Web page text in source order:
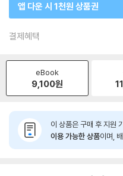
앱 다운 시 1천원 상품권
결제혜택
eBook
9,100원
이 상품은 구매 후 지원
이용 가능한 상품이며,